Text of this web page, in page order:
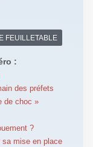
FEUILLETABLE
:
des préfets
de choc »
?
mise en place